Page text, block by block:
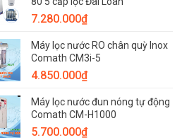
7.280.000₫
Máy lọc nước RO chân quỳ Inox
Comath CM3i-5
4.850.000₫
Máy lọc nước đun nóng tự động
Comath CM-H1000
5.700.000₫